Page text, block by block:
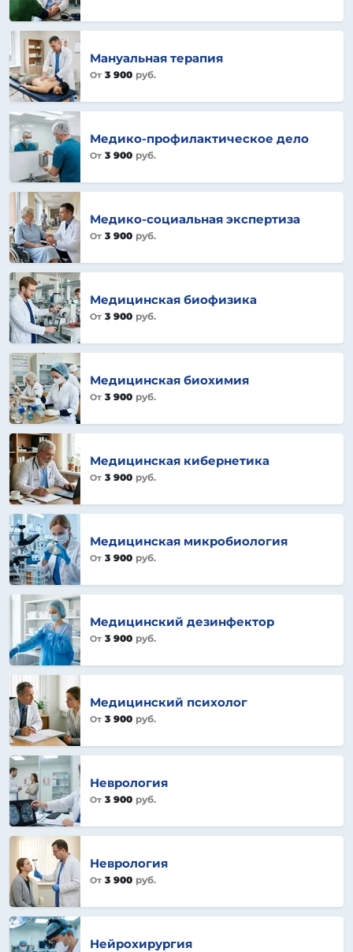
Мануальная терапия
От 3 900 руб.
Медико-профилактическое дело
От 3 900 руб.
Медико-социальная экспертиза
От 3 900 руб.
Медицинская биофизика
От 3 900 руб.
Медицинская биохимия
От 3 900 руб.
Медицинская кибернетика
От 3 900 руб.
Медицинская микробиология
От 3 900 руб.
Медицинский дезинфектор
От 3 900 руб.
Медицинский психолог
От 3 900 руб.
Неврология
От 3 900 руб.
Неврология
От 3 900 руб.
Нейрохирургия